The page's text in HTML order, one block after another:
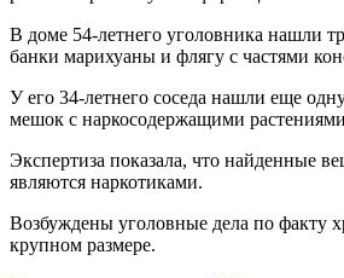
В доме 54-летнего уголовника нашли
банки марихуаны и флягу с частями
У его 34-летнего соседа нашли еще
мешок с наркосодержащими
Экспертиза показала, что найденные
являются наркотиками.
Возбуждены уголовные дела по факту
крупном размере.